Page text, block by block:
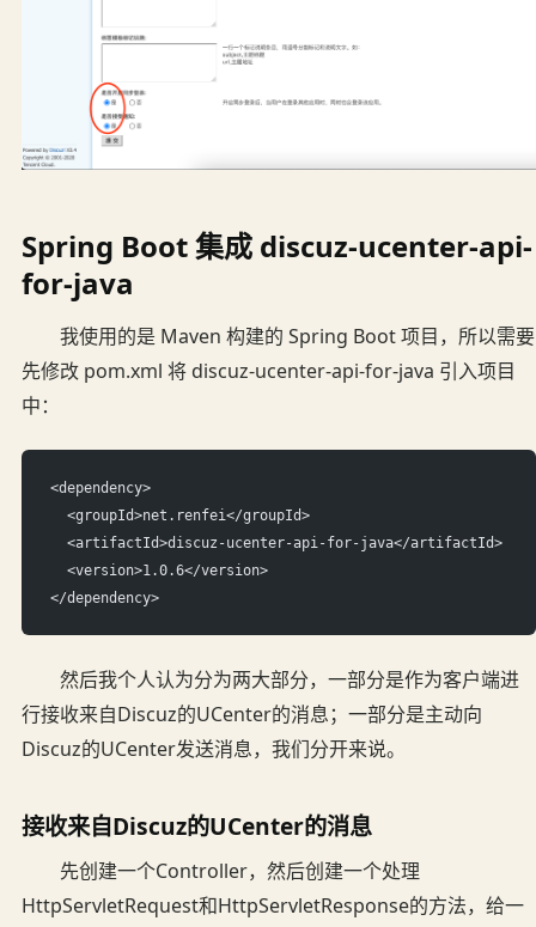
Spring Boot 集成 discuz-ucenter-api-
for-java
我使用的是 Maven 构建的 Spring Boot 项目，所以需要
先修改 pom.xml 将 discuz-ucenter-api-for-java 引入项目
中：
<dependency>
  <groupId>net.renfei</groupId>
  <artifactId>discuz-ucenter-api-for-java</artifactId>
  <version>1.0.6</version>
</dependency>
然后我个人认为分为两大部分，一部分是作为客户端进
行接收来自Discuz的UCenter的消息；一部分是主动向
Discuz的UCenter发送消息，我们分开来说。
接收来自Discuz的UCenter的消息
先创建一个Controller，然后创建一个处理
HttpServletRequest和HttpServletResponse的方法，给一